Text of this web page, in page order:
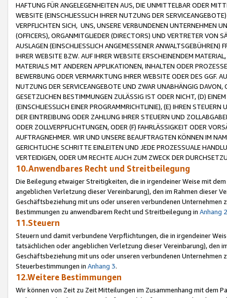
HAFTUNG FÜR ANGELEGENHEITEN AUS, DIE UNMITTELBAR ODER
WEBSITE (EINSCHLIESSLICH IHRER NUTZUNG DER
VERPFLICHTEN SICH, UNS, UNSERE VERBUNDENEN UNTERNEHMEN
(OFFICERS), ORGANMITGLIEDER (DIRECTORS) UND VERTRETER VON
AUSLAGEN (EINSCHLIESSLICH ANGEMESSENER
IHRER WEBSITE BZW. AUF IHRER WEBSITE ERSCHEINENDEM
MATERIALS MIT ANDEREN APPLIKATIONEN, INHALTEN ODER
BEWERBUNG ODER VERMARKTUNG IHRER WEBSITE ODER DES GGF.
NUTZUNG DER SERVICEANGEBOTE UND ZWAR UNABHÄNGIG
GESETZLICHEN BESTIMMUNGEN ZULÄSSIG IST ODER NICHT, (D)
(EINSCHLIESSLICH EINER PROGRAMMRICHTLINIE), (E) IHREN
DER EINTREIBUNG ODER ZAHLUNG IHRER STEUERN UND
ODER ZOLLVERPFLICHTUNGEN, ODER (F) FAHRLÄSSIGKEIT ODER
AUFTRAGNEHMER. WIR UND UNSERE BEAUFTRAGTEN KÖNNEN IM
GERICHTLICHE SCHRITTE EINLEITEN UND JEDE PROZESSUALE
VERTEIDIGEN, ODER UM RECHTE AUCH ZUM ZWECK DER
10.Anwendbares Recht und Streitbeilegung
Die Beilegung etwaiger Streitigkeiten, die in irgendeiner Weise mit
angeblichen Verletzung dieser Vereinbarung), den im Rahmen dieser
Geschäftsbeziehung mit uns oder unseren verbundenen
Bestimmungen zu anwendbarem Recht und Streitbeilegung in Anhang 2
11.Steuern
Steuern und damit verbundene Verpflichtungen, die in irgendeiner
tatsächlichen oder angeblichen Verletzung dieser Vereinbarung), den
Geschäftsbeziehung mit uns oder unseren verbundenen
Steuerbestimmungen in Anhang 3.
12.Weitere Bestimmungen
Wir können von Zeit zu Zeit Mitteilungen im Zusammenhang mit dem